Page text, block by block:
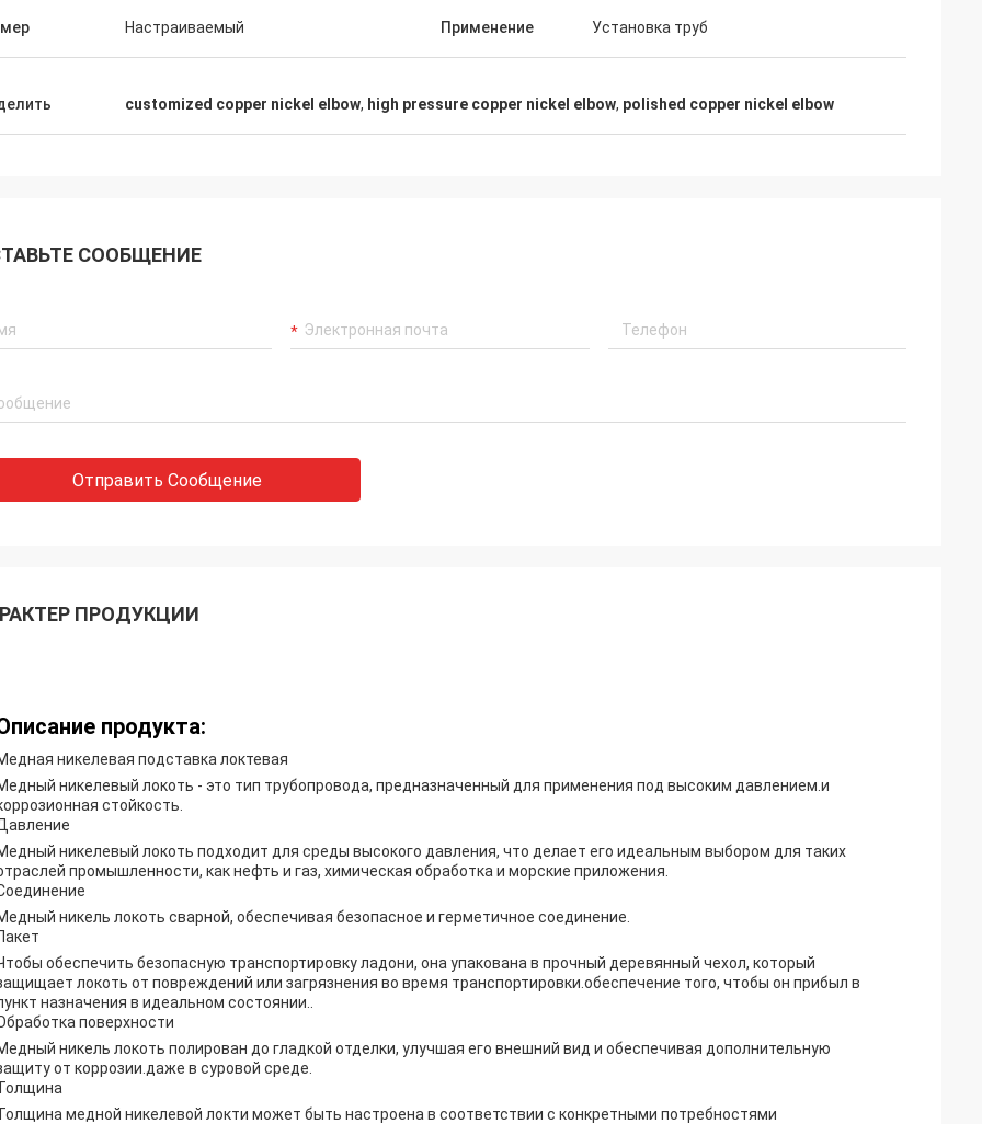
Настраиваемый Применение Установка труб
customized copper nickel elbow, high pressure copper nickel elbow, polished copper nickel elbow
СООБЩЕНИЕ
Отправить Сообщение
ПРОДУКЦИИ
продукта:
никелевая подставка локтевая
никелевый локоть - это тип трубопровода, предназначенный для применения под высоким давлением.и
стойкость.
никелевый локоть подходит для среды высокого давления, что делает его идеальным выбором для таких
промышленности, как нефть и газ, химическая обработка и морские приложения.
никель локоть сварной, обеспечивая безопасное и герметичное соединение.
обеспечить безопасную транспортировку ладони, она упакована в прочный деревянный чехол, который
локоть от повреждений или загрязнения во время транспортировки.обеспечение того, чтобы он прибыл в
назначения в идеальном состоянии..
поверхности
никель локоть полирован до гладкой отделки, улучшая его внешний вид и обеспечивая дополнительную
от коррозии.даже в суровой среде.
медной никелевой локти может быть настроена в соответствии с конкретными потребностями